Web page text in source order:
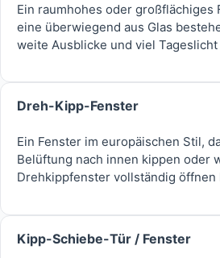
Ein raumhohes oder großflächiges
eine überwiegend aus Glas
weite Ausblicke und viel
Dreh-Kipp-Fenster
Ein Fenster im europäischen Stil,
Belüftung nach innen kippen oder
Drehkippfenster vollständig öffnen
Kipp-Schiebe-Tür / Fenster